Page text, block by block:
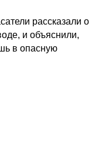
рассказали о
и объяснили,
в опасную